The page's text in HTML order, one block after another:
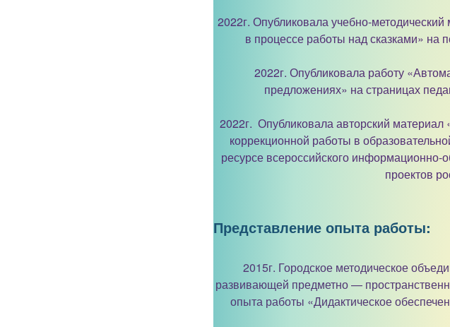
2022г. Опубликовала учебно-
в процессе работы над сказками» на
2022г. Опубликовала работу
предложениях» на страницах
2022г. Опубликовала авторский
коррекционной работы в
ресурсе всероссийского информационно-
проектов
Представление опыта работы:
2015г. Городское методическое
развивающей предметно —
опыта работы «Дидактическое